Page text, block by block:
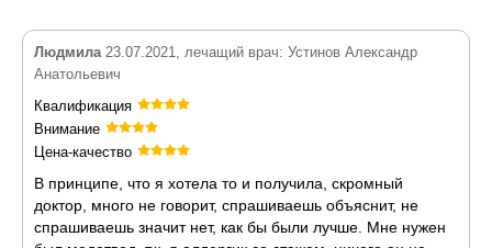
Людмила23.07.2021, лечащий врач: Устинов Александр
Анатольевич
Квалификация
Внимание
Цена-качество
В принципе, что я хотела то и получила, скромный
доктор, много не говорит, спрашиваешь объяснит, не
спрашиваешь значит нет, как бы были лучше. Мне нужен